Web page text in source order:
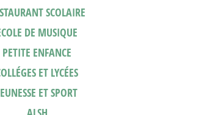
SCOLAIRE
DE MUSIQUE
PETITE ENFANCE
ET LYCÉES
ET SPORT